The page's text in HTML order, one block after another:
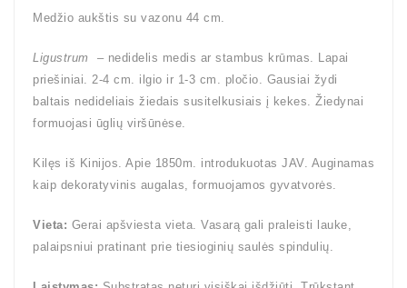
Medžio aukštis su vazonu 44 cm.
Ligustrum
– nedidelis medis ar stambus krūmas. Lapai
priešiniai. 2-4 cm. ilgio ir 1-3 cm. pločio. Gausiai žydi
baltais nedideliais žiedais susitelkusiais į kekes. Žiedynai
formuojasi ūglių viršūnėse.
Kilęs iš Kinijos. Apie 1850m. introdukuotas JAV. Auginamas
kaip dekoratyvinis augalas, formuojamos gyvatvorės.
Vieta: Gerai apšviesta vieta. Vasarą gali praleisti lauke,
palaipsniui pratinant prie tiesioginių saulės spindulių.